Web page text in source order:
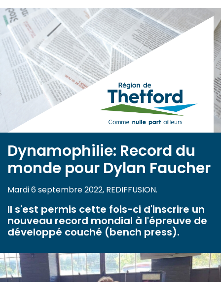
Dynamophilie: Record du
monde pour Dylan Faucher
Mardi 6 septembre 2022, REDIFFUSION.
Il s'est permis cette fois-ci d'inscrire un
nouveau record mondial à l'épreuve de
développé couché (bench press).